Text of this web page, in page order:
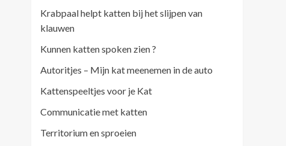
Krabpaal helpt katten bij het slijpen van
klauwen
Kunnen katten spoken zien ?
Autoritjes – Mijn kat meenemen in de auto
Kattenspeeltjes voor je Kat
Communicatie met katten
Territorium en sproeien